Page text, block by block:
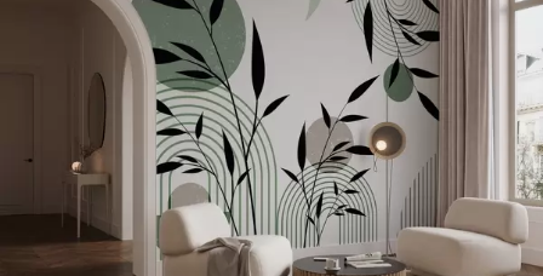
Intelligent
Réinitialiser tous les filtres